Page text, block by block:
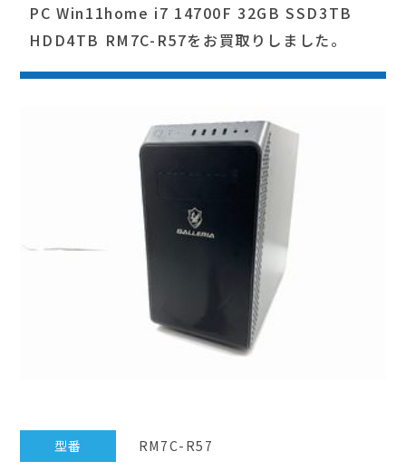
PC Win11home i7 14700F 32GB SSD3TB
HDD4TB RM7C-R57をお買取りしました。
型番 RM7C-R57